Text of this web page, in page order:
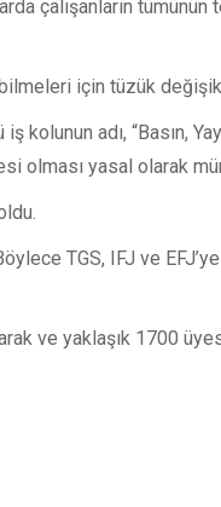
çalışanların tümünün
için tüzük
kolunun adı, “Basın,
olması yasal olarak
TGS, IFJ ve
ve yaklaşık 1700